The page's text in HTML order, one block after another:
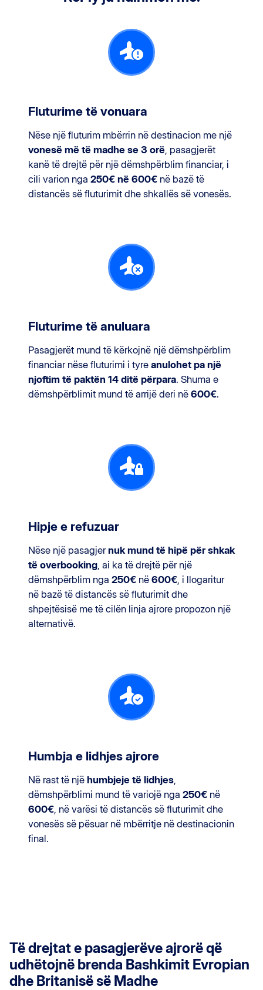
Fluturime të vonuara
Nëse një fluturim mbërrin në destinacion me një
vonesë më të madhe se 3 orë , pasagjerët
kanë të drejtë për një dëmshpërblim financiar, i
cili varion nga 250€ në 600€ në bazë të
distancës së fluturimit dhe shkallës së vonesës.
Fluturime të anuluara
Pasagjerët mund të kërkojnë një dëmshpërblim
financiar nëse fluturimi i tyre anulohet pa një
njoftim të paktën 14 ditë përpara. Shuma e
dëmshpërblimit mund të arrijë deri në 600€.
Hipje e refuzuar
Nëse një pasagjernuk mund të hipë për shkak
të overbooking , ai ka të drejtë për një
dëmshpërblim nga 250€ në 600€ , i llogaritur
në bazë të distancës së fluturimit dhe
shpejtësisë me të cilën linja ajrore propozon një
alternativë.
Humbja e lidhjes ajrore
Në rast të një humbjeje të lidhjes
dëmshpërblimi mund të variojë nga 250€ në
600€ , në varësi të distancës së fluturimit dhe
vonesës së pësuar në mbërritje në destinacionin
final.
Të drejtat e pasagjerëve ajrorë që
udhëtojnë brenda Bashkimit Evropian
dhe Britanisë së Madhe